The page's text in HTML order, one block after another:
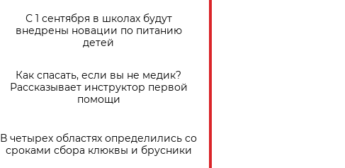
С 1 сентября в школах будут
внедрены новации по питанию
детей
Как спасать, если вы не медик?
Рассказывает инструктор первой
помощи
В четырех областях определились со
сроками сбора клюквы и брусники